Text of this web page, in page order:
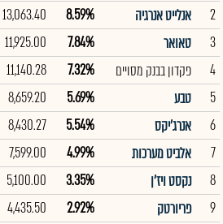
2 אנלייט אנרגיה 8.59%
13,063.40
3
טאואר 7.84%
11,925.00
4
פקדון בבנק מסויים 7.32%
11,140.28
5
טבע 5.69%
8,659.20
6
אנרג'יקס 5.54%
8,430.27
7
אלביט מערכות 4.99%
7,599.00
8
נקסט ויז'ן 3.35%
5,100.00
9
פריורטק 2.92%
4,435.50